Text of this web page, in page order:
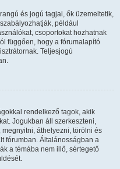
és jogú tagjai, ők üzemeltetik,
például
csoportokat hozhatnak
függően, hogy a fórumalapító
Teljesjogú
rendelkező tagok, akik
Jogukban áll szerkeszteni,
áthelyezni, törölni és
fórumban. Általánosságban a
a témába nem illő, sértegető